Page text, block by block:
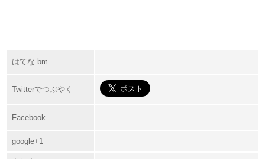
はてな bm
Twitterでつぶやく
Facebook
google+1